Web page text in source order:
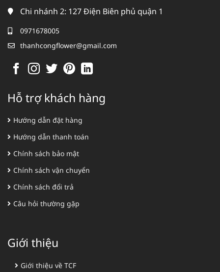
Chi nhánh 2: 127 Điện Biên phủ quận 1
0971678005
thanhcongflower@gmail.com
Hỗ trợ khách hàng
Hướng dẫn đặt hàng
Hướng dẫn thanh toán
Chính sách bảo mật
Chính sách vận chuyển
Chính sách đổi trả
Câu hỏi thường gặp
Giới thiệu
Giới thiệu về TCF